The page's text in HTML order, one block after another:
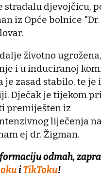
stradalu djevojčicu,
iz Opće bolnice
životno
i u induciranoj
je zasad stabilo, te je
Dječak je tijekom
premiješten iz
liječenja
ej dr. Žigman.
odmah,
iTikToku!